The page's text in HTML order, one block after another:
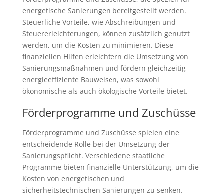
energetische Sanierungen bereitgestellt werden.
Steuerliche Vorteile, wie Abschreibungen und
Steuererleichterungen, können zusätzlich genutzt
werden, um die Kosten zu minimieren. Diese
finanziellen Hilfen erleichtern die Umsetzung von
Sanierungsmaßnahmen und fördern gleichzeitig
energieeffiziente Bauweisen, was sowohl
ökonomische als auch ökologische Vorteile bietet.
Förderprogramme und Zuschüsse
Förderprogramme und Zuschüsse spielen eine
entscheidende Rolle bei der Umsetzung der
Sanierungspflicht. Verschiedene staatliche
Programme bieten finanzielle Unterstützung, um die
Kosten von energetischen und
sicherheitstechnischen Sanierungen zu senken.